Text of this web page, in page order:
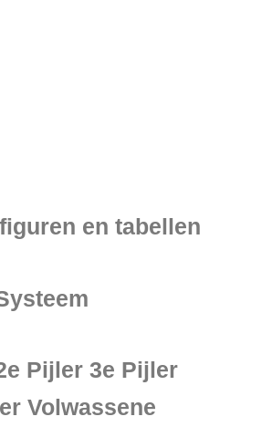
en tabellen
Pijler 3e Pijler
Volwassene